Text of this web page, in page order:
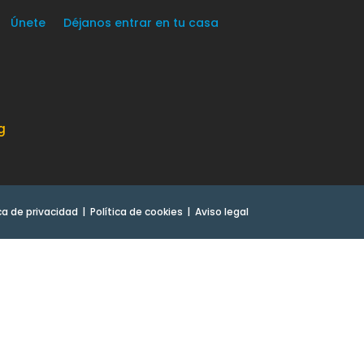
Únete
Déjanos entrar en tu casa
de privacidad Política de cookies Aviso legal